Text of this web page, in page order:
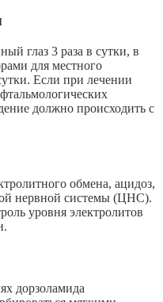
глаз 3 раза в сутки, в
для местного
Если при лечении
должно происходить с
обмена, ацидоз,
нервной системы (ЦНС).
уровня электролитов
дорзоламида